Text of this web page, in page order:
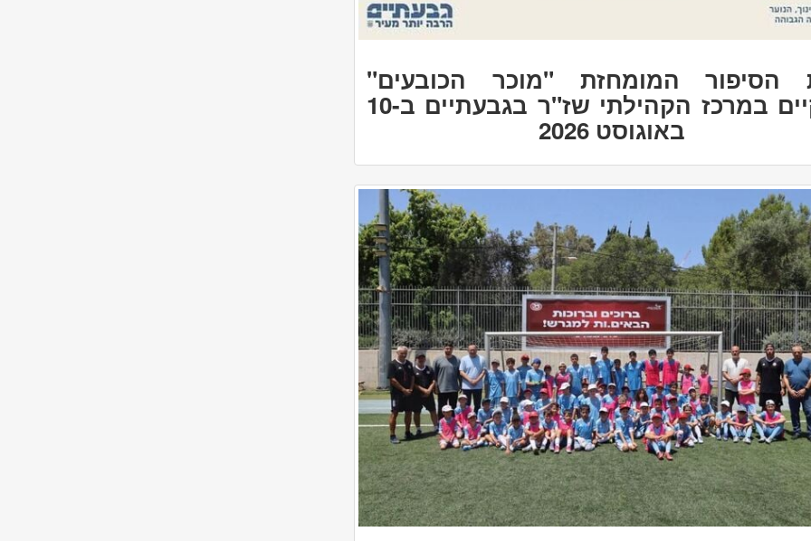
הסיפור המומחזת "מוכר הכובעים"
תתקיים במרכז הקהילתי שז"ר בגבעתיים ב-10
באוגוסט 2026